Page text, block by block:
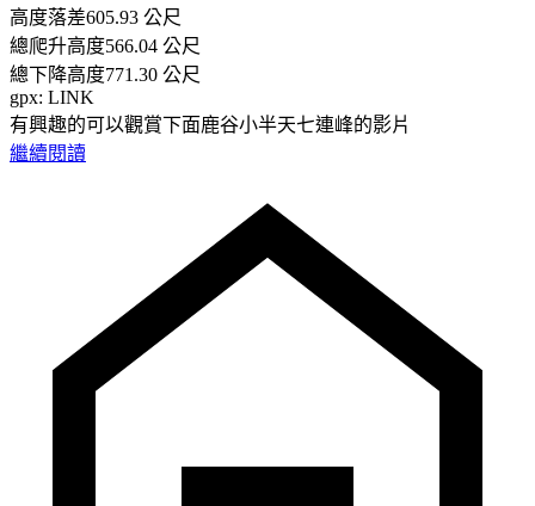
高度落差605.93 公尺
總爬升高度566.04 公尺
總下降高度771.30 公尺
gpx: LINK
有興趣的可以觀賞下面鹿谷小半天七連峰的影片
繼續閱讀